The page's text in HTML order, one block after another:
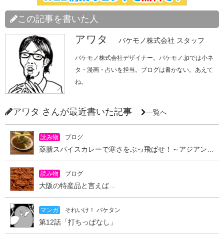
この記事を書いた人
アワタ バケモノ株式会社 スタッフ
バケモノ株式会社デザイナー。バケモノ.jpでは小ネ
タ・漫画・占いを担当。ブログは書かない。あえて
ね。
アワタ さんが最近書いた記事 一覧へ
読み物 ブログ
読み物 ブログ
大阪の特産品と言えば…
マンガ それいけ！ バケタン
第12話「打ちっぱなし」